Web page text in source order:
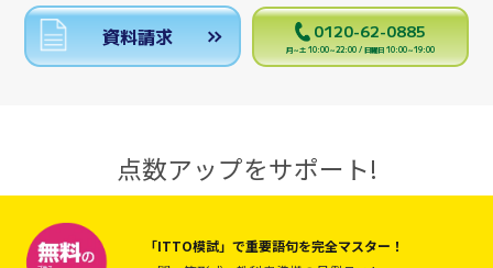
資料請求 0120-62-0885
月～土 10:00～22:00 / 日曜日 10:00～19:00
点数アップをサポート!
「ITTO模試」で重要語句を完全マスター！